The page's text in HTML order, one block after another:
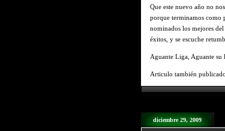
Que este nuevo año no
porque terminamos como
nominados los mejores
éxitos, y se escuche
Aguante Liga, Aguante su
Articulo también
diciembre 29, 2009